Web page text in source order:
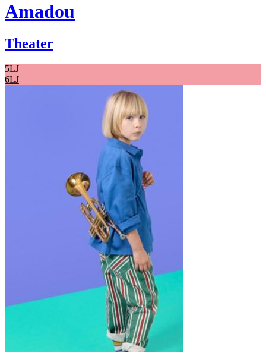
Amadou
Theater
5LJ
6LJ